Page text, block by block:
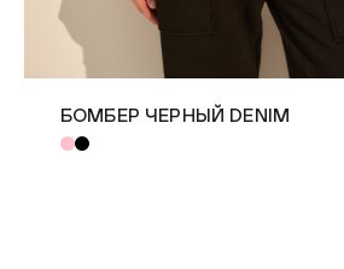
БОМБЕР ЧЕРНЫЙ DENIM